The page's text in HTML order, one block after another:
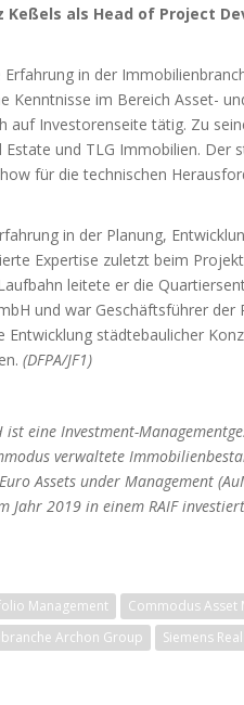
als Head of Project
in der
Kenntnisse im Bereich Asset-
Investorenseite tätig. Zu
Estate und TLG Immobilien. Der
für die technischen
in der Planung,
Expertise zuletzt beim
leitete er die
und war Geschäftsführer der
städtebaulicher
(DFPA/JF1)
ist eine Investment-
verwaltete
Assets under Management
Jahr 2019 in einem RAIF
Management
Commodus Asset
Archon Group
Siemens